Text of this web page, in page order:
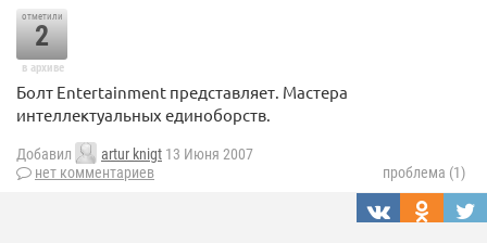
отметили
2
в архиве
Болт Entertainment представляет. Мастера
интеллектуальных единоборств.
Добавил artur knigt 13 Июня 2007
нет комментариев
проблема (1)